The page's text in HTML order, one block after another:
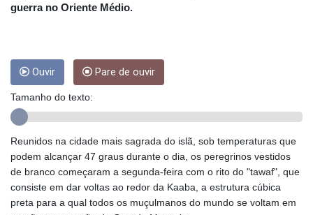
EUR 0.86495
FJD 2.20855
FKP 0.74148
GBP 0.742583
GEL 2.610391
GGP 0.74148
guerra no Oriente Médio.
Ouvir Pare de ouvir
Tamanho do texto:
Reunidos na cidade mais sagrada do islã, sob temperaturas que
podem alcançar 47 graus durante o dia, os peregrinos vestidos
de branco começaram a segunda-feira com o rito do "tawaf", que
consiste em dar voltas ao redor da Kaaba, a estrutura cúbica
preta para a qual todos os muçulmanos do mundo se voltam em